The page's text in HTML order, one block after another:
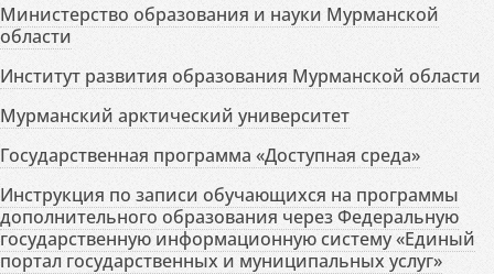
Министерство образования и науки Мурманской
области
Институт развития образования Мурманской области
Мурманский арктический университет
Государственная программа «Доступная среда»
Инструкция по записи обучающихся на программы
дополнительного образования через Федеральную
государственную информационную систему «Единый
портал государственных и муниципальных услуг»